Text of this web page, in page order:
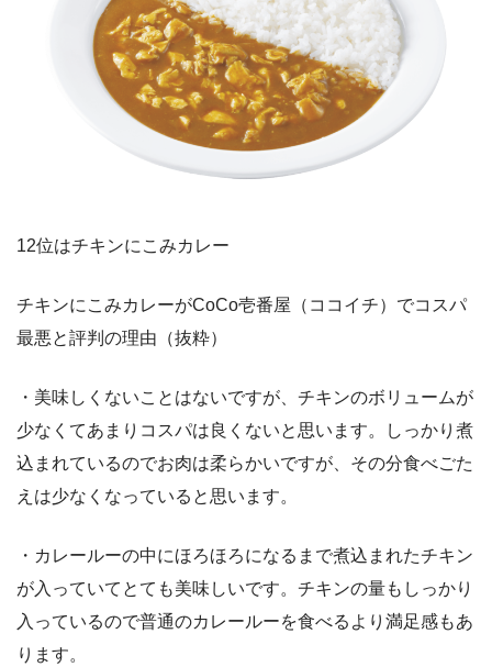
12位はチキンにこみカレー
チキンにこみカレーがCoCo壱番屋（ココイチ）でコスパ
最悪と評判の理由（抜粋）
・美味しくないことはないですが、チキンのボリュームが
少なくてあまりコスパは良くないと思います。しっかり煮
込まれているのでお肉は柔らかいですが、その分食べごた
えは少なくなっていると思います。
・カレールーの中にほろほろになるまで煮込まれたチキン
が入っていてとても美味しいです。チキンの量もしっかり
入っているので普通のカレールーを食べるより満足感もあ
ります。